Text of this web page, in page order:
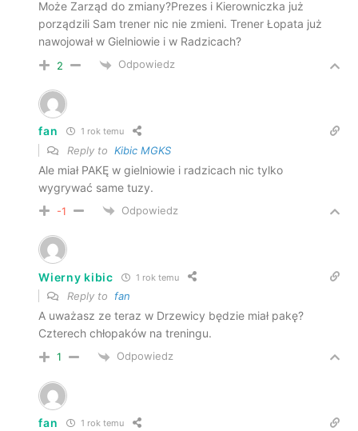
Może Zarząd do zmiany?Prezes i Kierowniczka już
porządzili Sam trener nic nie zmieni. Trener Łopata już
nawojował w Gielniowie i w Radzicach?
2 Odpowiedz
fan 1 rok temu
Reply toKibic MGKS
Ale miał PAKĘ w gielniowie i radzicach nic tylko
wygrywać same tuzy.
-1 Odpowiedz
Wierny kibic 1 rok temu
Reply tofan
A uważasz ze teraz w Drzewicy będzie miał pakę?
Czterech chłopaków na treningu.
1 Odpowiedz
fan 1 rok temu